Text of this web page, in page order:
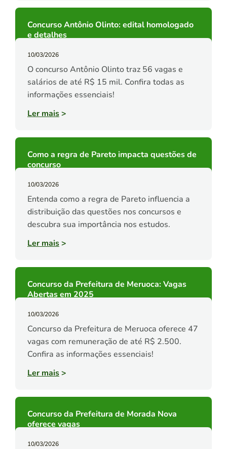
Concurso Antônio Olinto: edital homologado
e detalhes
10/03/2026
O concurso Antônio Olinto traz 56 vagas e
salários de até R$ 15 mil. Confira todas as
informações essenciais!
Ler mais>
Como a regra de Pareto impacta questões de
concurso
10/03/2026
Entenda como a regra de Pareto influencia a
distribuição das questões nos concursos e
descubra sua importância nos estudos.
Ler mais>
Concurso da Prefeitura de Meruoca: Vagas
Abertas em 2025
10/03/2026
Concurso da Prefeitura de Meruoca oferece 47
vagas com remuneração de até R$ 2.500.
Confira as informações essenciais!
Ler mais>
Concurso da Prefeitura de Morada Nova
oferece vagas
10/03/2026